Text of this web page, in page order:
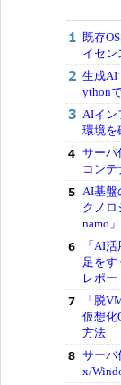
既存
イセン
生成AI
ython
AIイ
環境を
サーバ
コン
AI基
クノロ
namo」
「AI
足を
レポー
「脱
仮想化
方法
サーバ
x/